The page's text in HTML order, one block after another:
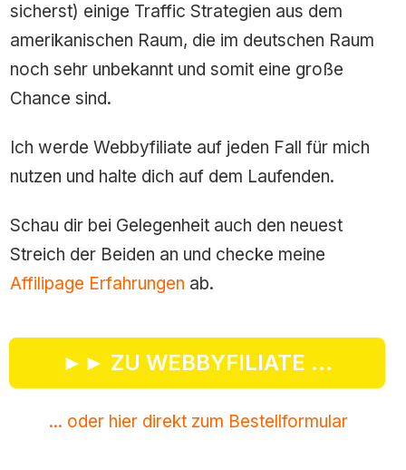
sicherst) einige Traffic Strategien aus dem
amerikanischen Raum, die im deutschen Raum
noch sehr unbekannt und somit eine große
Chance sind.
Ich werde Webbyfiliate auf jeden Fall für mich
nutzen und halte dich auf dem Laufenden.
Schau dir bei Gelegenheit auch den neuest
Streich der Beiden an und checke meine
Affilipage Erfahrungen ab.
►► ZU WEBBYFILIATE ...
... oder hier direkt zum Bestellformular